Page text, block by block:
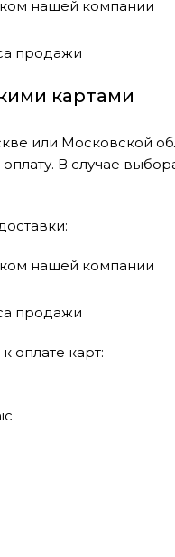
нашей компании
продажи
картами
или Московской
В случае
нашей компании
продажи
оплате карт: